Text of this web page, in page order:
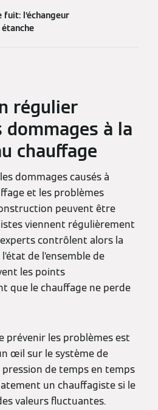
l’échangeur
étanche
régulier
à la
chauffage
dommages causés à
et les problèmes
peuvent être
viennent régulièrement
experts contrôlent alors la
de l’ensemble de
les points
que le chauffage ne perde
prévenir les problèmes est
œil sur le système de
pression de temps en temps
un chauffagiste si le
valeurs fluctuantes.